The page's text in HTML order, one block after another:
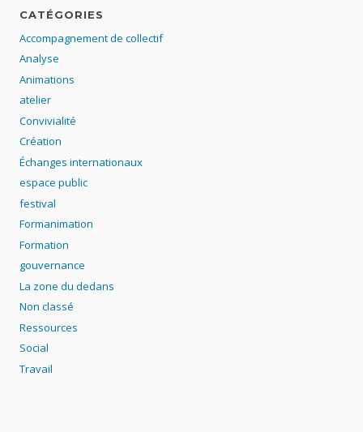
CATÉGORIES
Accompagnement de collectif
Analyse
Animations
atelier
Convivialité
Création
Échanges internationaux
espace public
festival
Formanimation
Formation
gouvernance
La zone du dedans
Non classé
Ressources
Social
Travail